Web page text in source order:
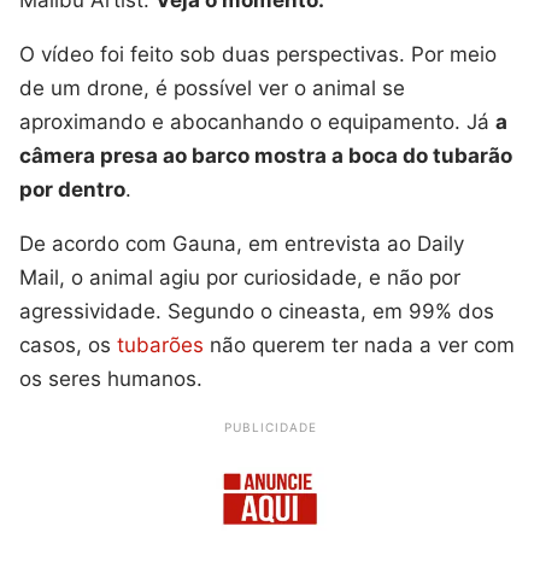
O vídeo foi feito sob duas perspectivas. Por meio
de um drone, é possível ver o animal se
aproximando e abocanhando o equipamento. Já a
câmera presa ao barco mostra a boca do tubarão
por dentro.
De acordo com Gauna, em entrevista ao Daily
Mail, o animal agiu por curiosidade, e não por
agressividade. Segundo o cineasta, em 99% dos
casos, os tubarões não querem ter nada a ver com
os seres humanos.
PUBLICIDADE